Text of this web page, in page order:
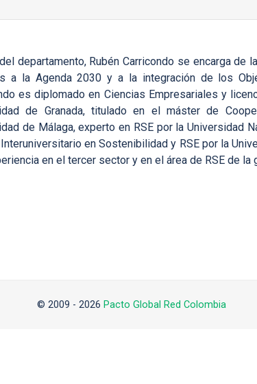
departamento, Rubén Carricondo se encarga
a la Agenda 2030 y a la integración de los
es diplomado en Ciencias Empresariales y
de Granada, titulado en el máster de
de Málaga, experto en RSE por la Universidad
en Sostenibilidad y RSE por la
en el tercer sector y en el área de RSE de la
© 2009 - 2026 Pacto Global Red Colombia